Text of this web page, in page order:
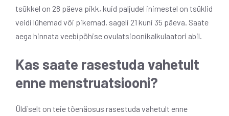
tsükkel on 28 päeva pikk, kuid paljudel inimestel on tsüklid
veidi lühemad või pikemad, sageli 21 kuni 35 päeva. Saate
aega hinnata veebipõhise ovulatsioonikalkulaatori abil.
Kas saate rasestuda vahetult
enne menstruatsiooni?
Üldiselt on teie tõenäosus rasestuda vahetult enne